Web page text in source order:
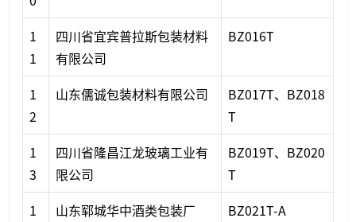
1
1
四川省宜宾普拉斯包装材料
有限公司
BZ016T
1
2
山东儒诚包装材料有限公司
BZ017T、BZ018
T
1
3
四川省隆昌江龙玻璃工业有
限公司
BZ019T、BZ020
T
1
山东郓城华中酒类包装厂 BZ021T-A